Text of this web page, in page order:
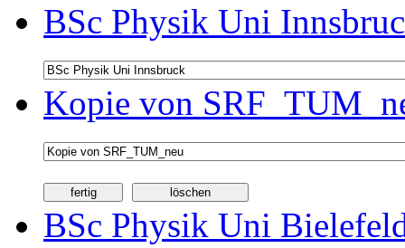
BSc Physik Uni
Kopie von
BSc Physik Uni